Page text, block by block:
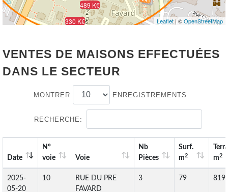
330 K€
489 K€
Leaflet | ©OpenStreetMap
VENTES DE MAISONS EFFECTUÉES
DANS LE SECTEUR
MONTRER ENREGISTREMENTS
RECHERCHE:
Date
N°
voie
Voie
Nb
Pièces
Surf.
m2
m2
2025-
05-20
10
RUE DU PRE
FAVARD
3 79 819